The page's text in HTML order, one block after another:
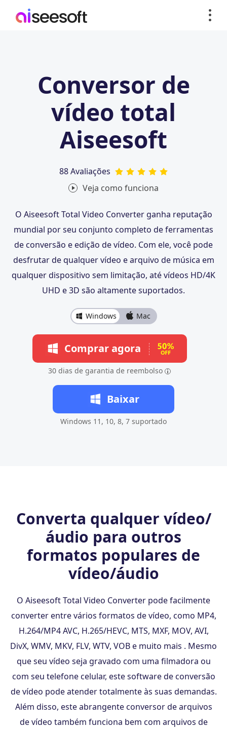
Conversor de
vídeo total
Aiseesoft
88 Avaliações
Veja como funciona
O Aiseesoft Total Video Converter ganha reputação
mundial por seu conjunto completo de ferramentas
de conversão e edição de vídeo. Com ele, você pode
desfrutar de qualquer vídeo e arquivo de música em
qualquer dispositivo sem limitação, até vídeos HD/4K
UHD e 3D são altamente suportados.
Windows Mac
Comprar agora
30 dias de garantia de reembolso
Baixar
Windows 11, 10, 8, 7 suportado
Converta qualquer vídeo/
áudio para outros
formatos populares de
vídeo/áudio
O Aiseesoft Total Video Converter pode facilmente
converter entre vários formatos de vídeo, como MP4,
H.264/MP4 AVC, H.265/HEVC, MTS, MXF, MOV, AVI,
DivX, WMV, MKV, FLV, WTV, VOB e muito mais . Mesmo
que seu vídeo seja gravado com uma filmadora ou
com seu telefone celular, este software de conversão
de vídeo pode atender totalmente às suas demandas.
Além disso, este abrangente conversor de arquivos
de vídeo também funciona bem com arquivos de